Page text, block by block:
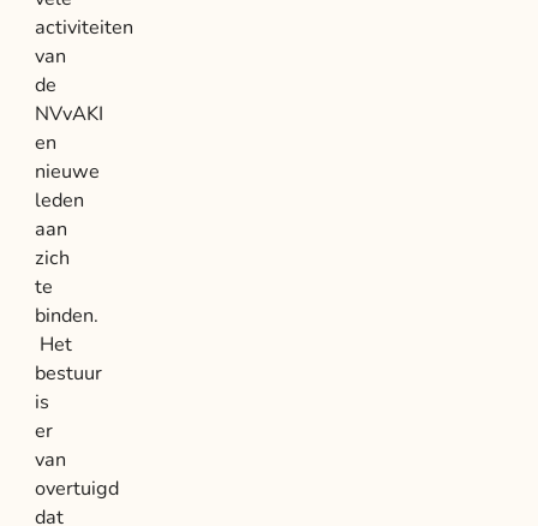
activiteiten
van
de
NVvAKI
en
nieuwe
leden
aan
zich
te
binden.
Het
bestuur
is
er
van
overtuigd
dat